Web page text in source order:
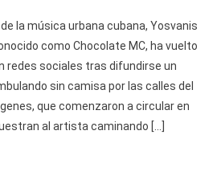
la música urbana cubana, Yosvanis
como Chocolate MC, ha vuelto
redes sociales tras difundirse un
sin camisa por las calles del
que comenzaron a circular en
al artista caminando […]